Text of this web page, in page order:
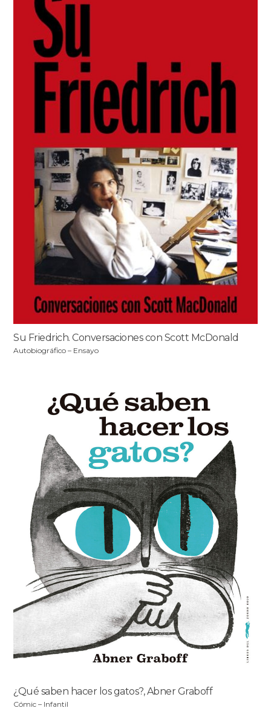
Su Friedrich. Conversaciones con Scott McDonald
Autobiográfico – Ensayo
¿Qué saben hacer los gatos?, Abner Graboff
Cómic – Infantil